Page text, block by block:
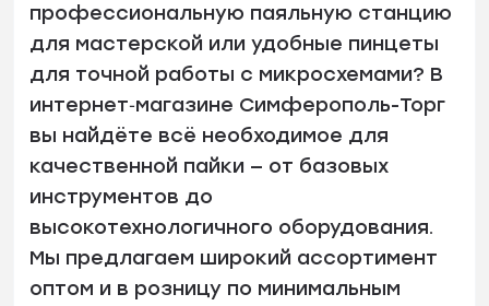
профессиональную паяльную станцию
для мастерской или удобные пинцеты
для точной работы с микросхемами? В
интернет‑магазине Симферополь-Торг
вы найдёте всё необходимое для
качественной пайки — от базовых
инструментов до
высокотехнологичного оборудования.
Мы предлагаем широкий ассортимент
оптом и в розницу по минимальным